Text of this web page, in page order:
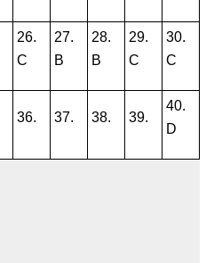
26.
C
27.
B
28.
B
29.
C
30.
C
36. 37. 38. 39.
40.
D